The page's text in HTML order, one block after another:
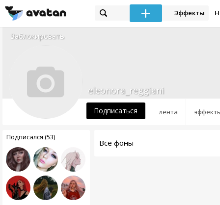
Эффекты
Заблокировать
лента
eleonora_reggiani
Подписаться
Подписался (53)
Все фоны